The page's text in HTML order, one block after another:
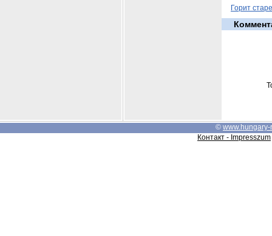
Горит
© www.hungary-
Контакт - Impresszum